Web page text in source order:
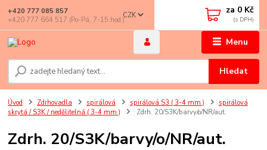
Menu
CZK
Hledat
+420 777 085 857
+420 777 664 517 (Po-Pá, 7-15 hod.)
za 0 Kč
Úvod Zdrhovadla spirálová spirálová S3 ( 3-4 mm )
spirálová
skrytá / S3K / nedělitelná ( 3-4 mm )
Zdrh. 20/S3K/barvy/o/NR/aut.
Zdrh. 20/S3K/barvy/o/NR/aut.